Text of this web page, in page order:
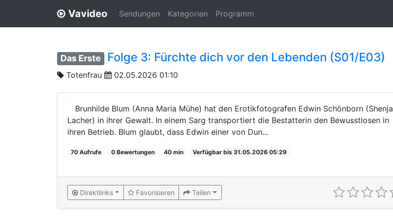
Vavideo Sendungen Kategorien Programm
Das Erste Folge 3: Fürchte dich vor den Lebenden (S01/E03)
Totenfrau 02.05.2026 01:10
Brunhilde Blum (Anna Maria Mühe) hat den Erotikfotografen Edwin Schönborn (Shenja
Lacher) in ihrer Gewalt. In einem Sarg transportiert die Bestatterin den Bewusstlosen in
ihren Betrieb. Blum glaubt, dass Edwin einer von Dun...
70 Aufrufe 0 Bewertungen 40 min Verfügbar bis 31.05.2026 05:29
Direktlinks Favorisieren Teilen